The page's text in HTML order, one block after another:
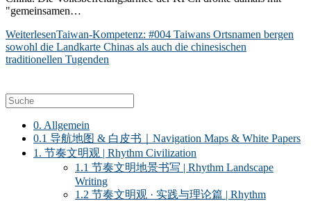
"gemeinsamen…
WeiterlesenTaiwan-Kompetenz: #004 Taiwans Ortsnamen bergen
sowohl die Landkarte Chinas als auch die chinesischen
traditionellen Tugenden
0. Allgemein
0.1 导航地图 & 白皮书｜Navigation Maps & White Papers
1. 节奏文明观 | Rhythm Civilization
1.1 节奏文明地景书写 | Rhythm Landscape
Writing
1.2 节奏文明观 · 实践与理论篇 | Rhythm